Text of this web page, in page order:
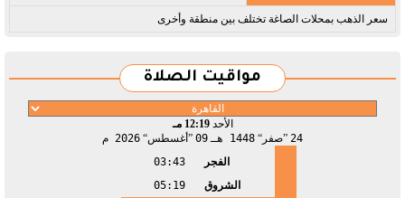
سعر الذهب بمحلات الصاغة تختلف بين منطقة وأخرى
مواقيت الصلاة
الأحد12:19 مـ
24
صفر 1448 هـ 09 أغسطس 2026 م
الفجر
03:43
الشروق
05:19